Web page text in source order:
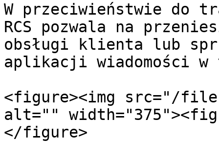
W przeciwieństwie do
RCS pozwala na
obsługi klienta lub
aplikacji wiadomości
<figure><img src="/files/
alt=""
</figure>